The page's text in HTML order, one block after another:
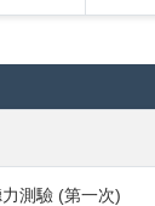
測驗 (第一次)